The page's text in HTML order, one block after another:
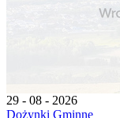
29 - 08 - 2026
Dożynki Gminne